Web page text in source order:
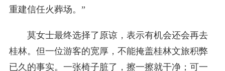
重建信任火葬场。”
莫女士最终选择了原谅，表示有机会还会再去
桂林。但一位游客的宽厚，不能掩盖桂林文旅积弊
已久的事实。一张椅子脏了，擦一擦就干净；可一